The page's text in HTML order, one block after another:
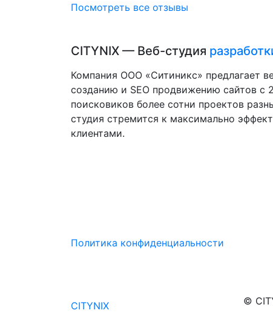
Посмотреть все отзывы
CITYNIX — Веб-студия
Компания ООО «Ситиникс» предлагает
созданию и SEO продвижению сайтов
поисковиков более сотни проектов
студия стремится к максимально
клиентами.
Политика конфиденциальности
CITYNIX ©